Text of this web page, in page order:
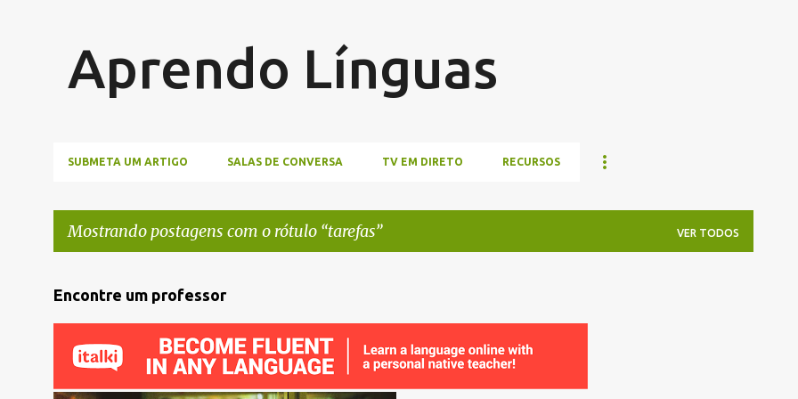
Aprendo Línguas
SUBMETA UM ARTIGO SALAS DE CONVERSA TV EM DIRETO RECURSOS
Mostrando postagens com o rótulo tarefas VER TODOS
P
o
Encontre um professor